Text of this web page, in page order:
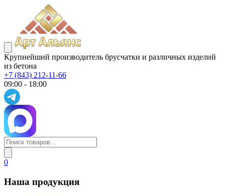
Крупнейший производитель брусчатки и различных изделий
из бетона
+7 (843) 212-11-66
09:00 - 18:00
0
Наша продукция